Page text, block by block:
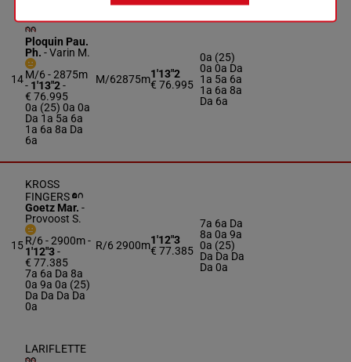
14
KELLE EAU
Ploquin Pau.
Ph. -Varin M.
M/6 - 2875m
- 1'13"2-
€ 76.995
0a (25) 0a 0a
Da 1a 5a 6a
1a 6a 8a Da
6a
M/62875m1'13"2
€ 76.995
0a (25)
0a 0a Da
1a 5a 6a
1a 6a 8a
Da 6a
15
KROSS
FINGERS
Goetz Mar. -
Provoost S.
R/6 - 2900m-
1'12"3-
€ 77.385
7a 6a Da 8a
0a 9a 0a (25)
Da Da Da Da
0a
R/6 2900m1'12"3
€ 77.385
7a 6a Da
8a 0a 9a
0a (25)
Da Da Da
Da 0a
LARIFLETTE